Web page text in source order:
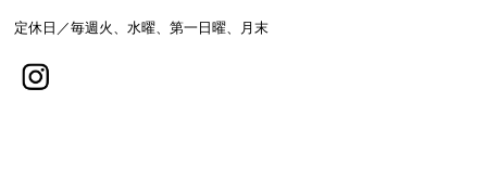
定休日／毎週火、水曜、第一日曜、月末